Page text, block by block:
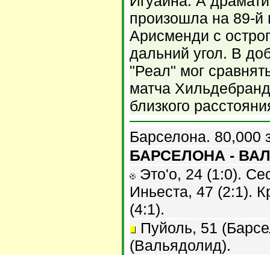
произошла на 89-й
Арисменди с
дальний угол. В
"Реал" мог
матча
близкого
Барселона. 80,000
БАРСЕЛОНА -
Это'о, 24 (1:0).
Иньеста, 47 (2:1).
(4:1).
Пуйоль, 51
(Вальядолид).